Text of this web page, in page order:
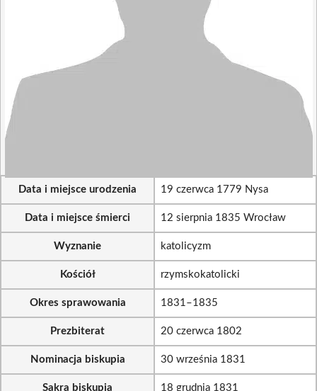
Data i miejsce urodzenia 19 czerwca 1779 Nysa
Data i miejsce śmierci 12 sierpnia 1835 Wrocław
Wyznanie katolicyzm
Kościół rzymskokatolicki
Okres sprawowania 1831–1835
Prezbiterat 20 czerwca 1802
Nominacja biskupia 30 września 1831
Sakra biskupia 18 grudnia 1831